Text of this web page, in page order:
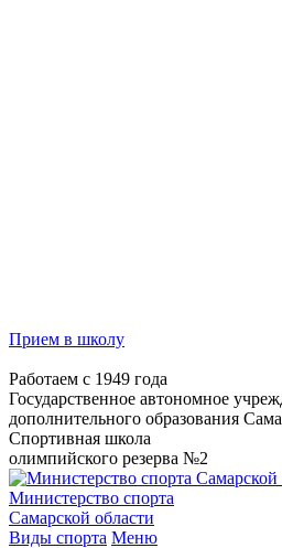
Прием в школу
Работаем с 1949 года
Государственное автономное
дополнительного образования
Спортивная школа
олимпийского резерва №2
Министерство спорта
Самарской области
Виды спорта Меню